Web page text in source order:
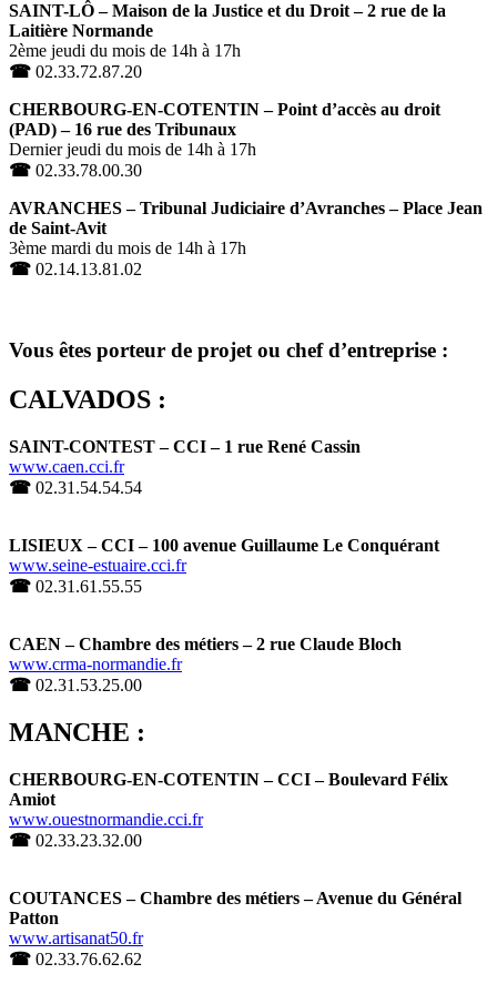
SAINT-LÔ – Maison de la Justice et du Droit – 2 rue de la
Laitière Normande
2ème jeudi du mois de 14h à 17h
☎ 02.33.72.87.20
CHERBOURG-EN-COTENTIN – Point d’accès au droit
(PAD) – 16 rue des Tribunaux
Dernier jeudi du mois de 14h à 17h
☎ 02.33.78.00.30
AVRANCHES – Tribunal Judiciaire d’Avranches – Place Jean
de Saint-Avit
3ème mardi du mois de 14h à 17h
☎ 02.14.13.81.02
Vous êtes porteur de projet ou chef d’entreprise :
CALVADOS :
SAINT-CONTEST – CCI – 1 rue René Cassin
www.caen.cci.fr
☎ 02.31.54.54.54
LISIEUX – CCI – 100 avenue Guillaume Le Conquérant
www.seine-estuaire.cci.fr
☎ 02.31.61.55.55
CAEN – Chambre des métiers – 2 rue Claude Bloch
www.crma-normandie.fr
☎ 02.31.53.25.00
MANCHE :
CHERBOURG-EN-COTENTIN – CCI – Boulevard Félix
Amiot
www.ouestnormandie.cci.fr
☎ 02.33.23.32.00
COUTANCES – Chambre des métiers – Avenue du Général
Patton
www.artisanat50.fr
☎ 02.33.76.62.62